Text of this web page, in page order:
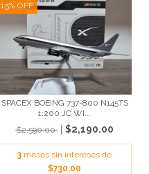
15% OFF
SPACEX BOEING 737-800 N145TS
1:200 JC WI...
$2,590.00
$2,190.00
3 meses sin intereses de
$730.00